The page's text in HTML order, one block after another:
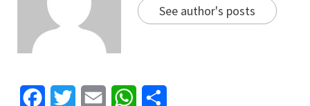
See author's posts
FacebookTwitter Email WhatsApp